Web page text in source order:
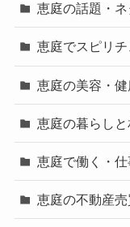
恵庭の話題・ネ
恵庭でスピリ
恵庭の美容・健
恵庭の暮らしと
恵庭で働く・
恵庭の不動産